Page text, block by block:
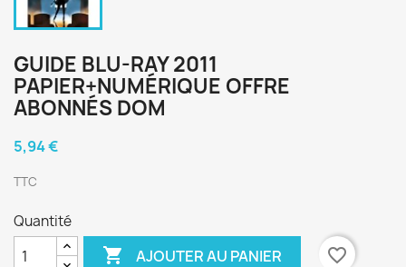
GUIDE BLU-RAY 2011
PAPIER+NUMÉRIQUE OFFRE
ABONNÉS DOM
5,94 €
TTC
Quantité
 AJOUTER AU PANIER favorite_border